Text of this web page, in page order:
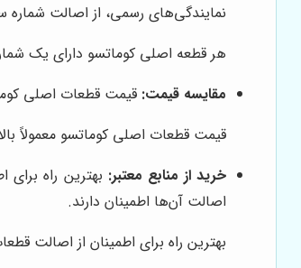
نمایندگی‌های رسمی، از اصالت شماره
هر قطعه اصلی کوماتسو دارای یک
مقایسه قیمت: قیمت قطعات اصلی
قیمت قطعات اصلی کوماتسو معمولاً
خرید از منابع معتبر: بهترین راه
اصالت آن‌ها اطمینان دارند.
بهترین راه برای اطمینان از اصالت